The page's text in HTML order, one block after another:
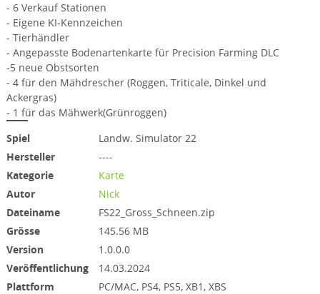
- 6 Verkauf Stationen
- Eigene KI-Kennzeichen
- Tierhändler
- Angepasste Bodenartenkarte für Precision Farming DLC
-5 neue Obstsorten
- 4 für den Mähdrescher (Roggen, Triticale, Dinkel und
Ackergras)
- 1 für das Mähwerk(Grünroggen)
Spiel
Landw. Simulator 22
Hersteller
----
Kategorie
Karte
Autor
Nick
Dateiname
FS22_Gross_Schneen.zip
Grösse
145.56 MB
Version
1.0.0.0
Veröffentlichung
14.03.2024
Plattform
PC/MAC, PS4, PS5, XB1, XBS